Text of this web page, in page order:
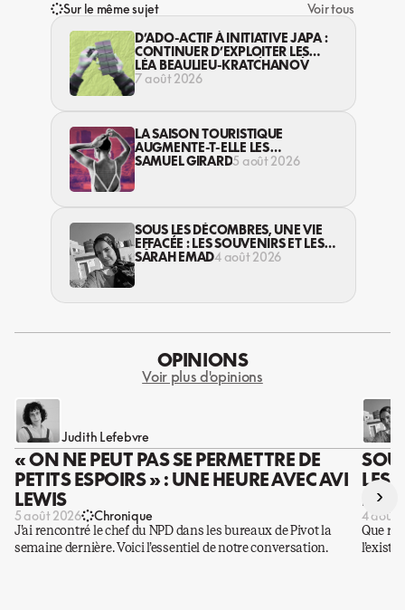
Sur le même sujet
Voir tous
D’ADO-ACTIF À INITIATIVE JAPA :
CONTINUER D’EXPLOITER LES
JEUNES… DANS LA LÉGALITÉ?
LÉA BEAULIEU-KRATCHANOV
7 août 2026
LA SAISON TOURISTIQUE
AUGMENTE-T-ELLE LES
VIOLENCES CONTRE LES
SAMUEL GIRARD5 août 2026
SOUS LES DÉCOMBRES, UNE VIE
EFFACÉE : LES SOUVENIRS ET LES
RÊVES PERDUS DES HABITANT·ES
SARAH EMAD4 août 2026
OPINIONS
Voir plus d'opinions
Judith Lefebvre
« ON NE PEUT PAS SE PERMETTRE DE
PETITS ESPOIRS » : UNE HEURE AVEC AVI
LEWIS
5 août 2026 Chronique
J’ai rencontré le chef du NPD dans les bureaux de Pivot la
semaine dernière. Voici l’essentiel de notre conversation.
LES
DES
4 août
Que
›